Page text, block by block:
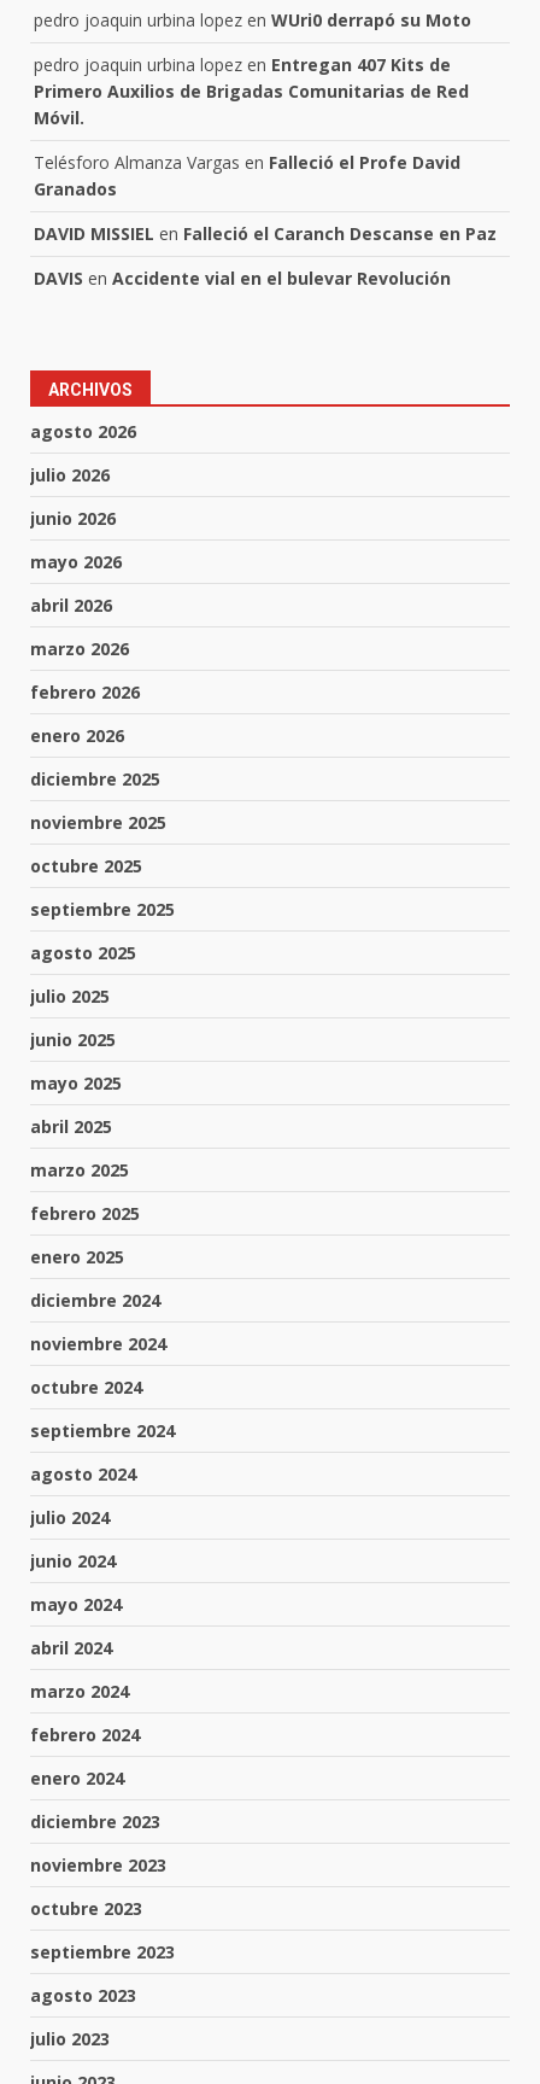
pedro joaquin urbina lopez en WUri0 derrapó su Moto
pedro joaquin urbina lopez en Entregan 407 Kits de
Primero Auxilios de Brigadas Comunitarias de Red
Móvil.
Telésforo Almanza Vargas en Falleció el Profe David
Granados
DAVID MISSIEL en Falleció el Caranch Descanse en Paz
DAVIS en Accidente vial en el bulevar Revolución
ARCHIVOS
agosto 2026
julio 2026
junio 2026
mayo 2026
abril 2026
marzo 2026
febrero 2026
enero 2026
diciembre 2025
noviembre 2025
octubre 2025
septiembre 2025
agosto 2025
julio 2025
junio 2025
mayo 2025
abril 2025
marzo 2025
febrero 2025
enero 2025
diciembre 2024
noviembre 2024
octubre 2024
septiembre 2024
agosto 2024
julio 2024
junio 2024
mayo 2024
abril 2024
marzo 2024
febrero 2024
enero 2024
diciembre 2023
noviembre 2023
octubre 2023
septiembre 2023
agosto 2023
julio 2023